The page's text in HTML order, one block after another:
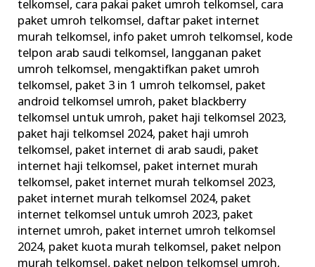
telkomsel, cara pakai paket umroh telkomsel, cara
paket umroh telkomsel, daftar paket internet
murah telkomsel, info paket umroh telkomsel, kode
telpon arab saudi telkomsel, langganan paket
umroh telkomsel, mengaktifkan paket umroh
telkomsel, paket 3 in 1 umroh telkomsel, paket
android telkomsel umroh, paket blackberry
telkomsel untuk umroh, paket haji telkomsel 2023,
paket haji telkomsel 2024, paket haji umroh
telkomsel, paket internet di arab saudi, paket
internet haji telkomsel, paket internet murah
telkomsel, paket internet murah telkomsel 2023,
paket internet murah telkomsel 2024, paket
internet telkomsel untuk umroh 2023, paket
internet umroh, paket internet umroh telkomsel
2024, paket kuota murah telkomsel, paket nelpon
layanan
di
Tanah
Suci